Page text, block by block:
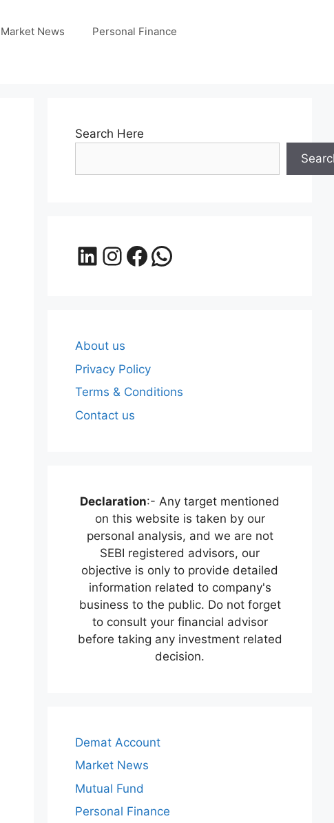
Market News
Personal Finance
Search Here
LinkedIn
Instagram
Facebook
WhatsApp
About us
Privacy Policy
Terms & Conditions
Contact us
Declaration:- Any target mentioned
on this website is taken by our
personal analysis, and we are not
SEBI registered advisors, our
objective is only to provide detailed
information related to company's
business to the public. Do not forget
to consult your financial advisor
before taking any investment related
decision.
Demat Account
Market News
Mutual Fund
Personal Finance